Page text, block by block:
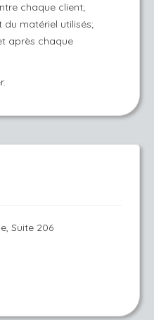
chaque client;
matériel utilisés;
après chaque
Suite 206